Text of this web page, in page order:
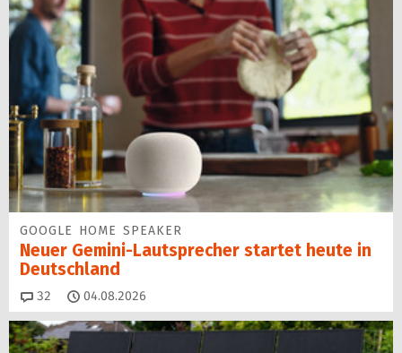
GOOGLE HOME SPEAKER
Neuer Gemini-Laut­spre­cher startet heu­te in
Deutschland
32 Kommentare
04.08.2026